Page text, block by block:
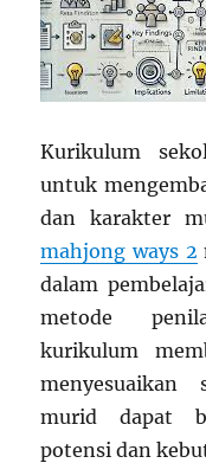
Kurikulum
untuk
dan karakter
mahjong ways 2
dalam
metode
kurikulum
menyesuaikan
murid dapat
potensi dan